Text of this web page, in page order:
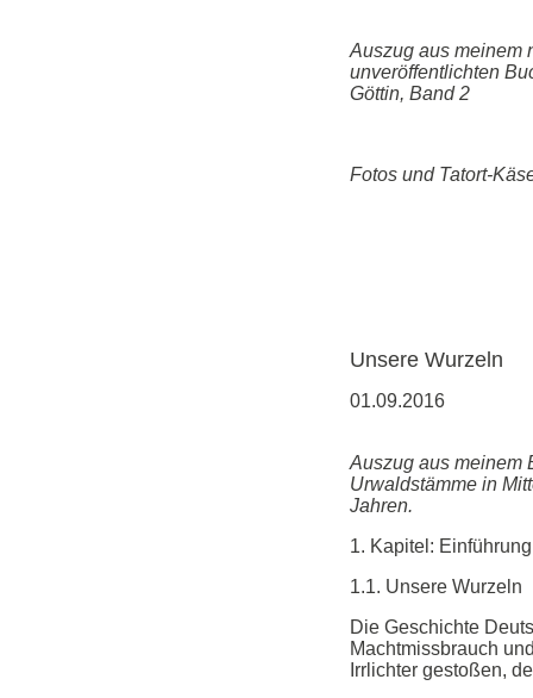
Auszug aus meinem
unveröffentlichten
Göttin, Band 2
Fotos und Tatort-
Unsere Wurzeln
01.09.2016
Auszug aus meinem
Urwaldstämme in
Jahren.
1. Kapitel: Einführung
1.1. Unsere Wurzeln
Die Geschichte
Machtmissbrauch
Irrlichter gestoßen,